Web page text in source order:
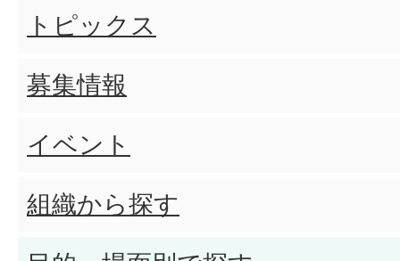
トピックス
募集情報
イベント
組織から探す